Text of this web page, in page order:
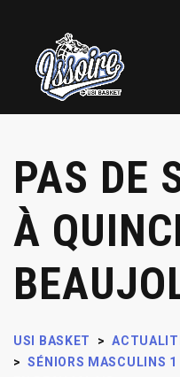
PAS DE
À
USI BASKET >
> SÉNIORS MASCULINS 1